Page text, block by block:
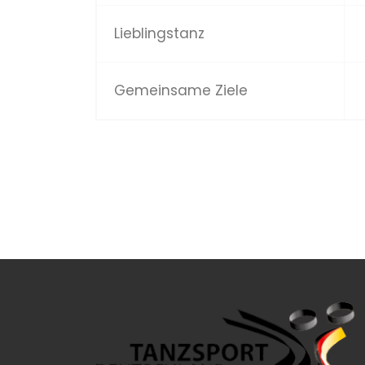
Lieblingstanz
Gemeinsame Ziele